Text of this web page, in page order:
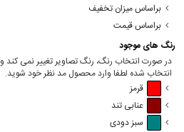
براساس میزان تخفیف
براساس قیمت
رنگ های موجود
در صورت انتخاب رنگ، رنگ تصاویر تغییر نمی
انتخاب شده لطفا وارد محصول مد نظر خود شوید.
قرمز
عنابی تند
سبز دودی